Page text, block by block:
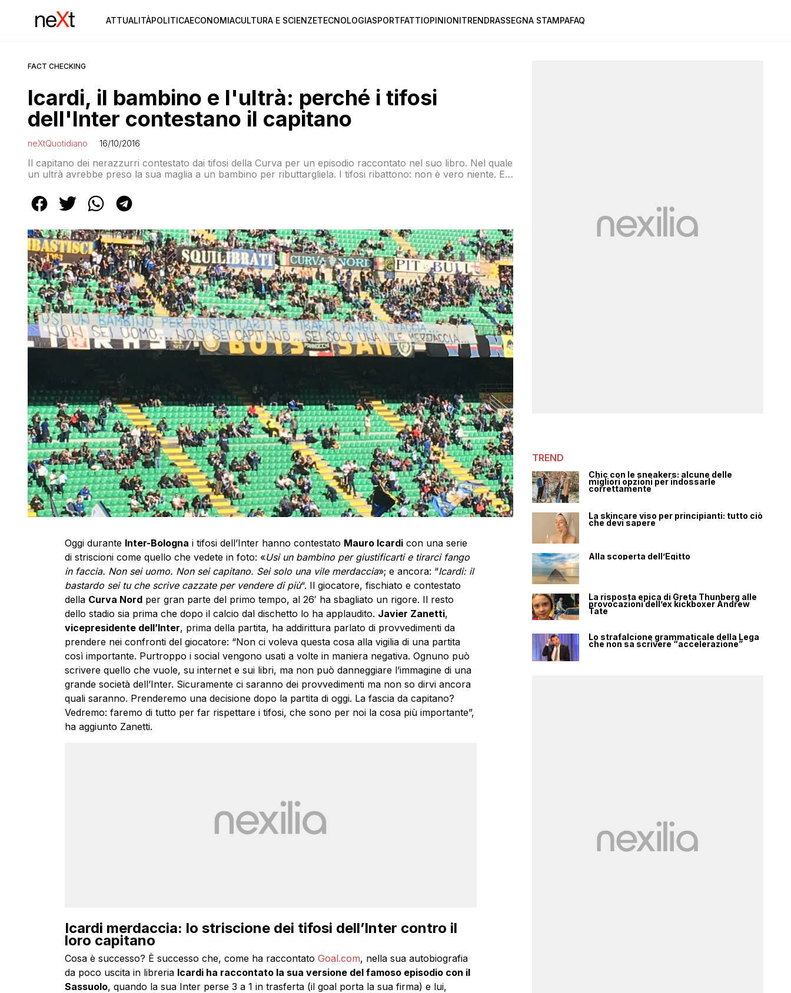
ATTUALITÀPOLITICAECONOMIACULTURA E SCIENZETECNOLOGIASPORTFATTIOPINIONITRENDRASSEGNA STAMPAFAQ
FACT CHECKING
Icardi, il bambino e l'ultrà: perché i tifosi
dell'Inter contestano il capitano
neXtQuotidiano 16/10/2016
Il capitano dei nerazzurri contestato dai tifosi della Curva per un episodio raccontato nel suo libro. Nel quale
un ultrà avrebbe preso la sua maglia a un bambino per ributtargliela. I tifosi ribattono: non è vero niente. E
Oggi durante Inter-Bologna i tifosi dell’Inter hanno contestato Mauro Icardicon una serie
di striscioni come quello che vedete in foto: «Usi un bambino per giustificarti e tirarci fango
in faccia. Non sei uomo. Non sei capitano. Sei solo una vile merdaccia»; e ancora: “Icardi: il
bastardo sei tu che scrive cazzate per vendere di più“. Il giocatore, fischiato e contestato
della Curva Nordper gran parte del primo tempo, al 26′ ha sbagliato un rigore. Il resto
dello stadio sia prima che dopo il calcio dal dischetto lo ha applaudito. Javier Zanetti,
vicepresidente dell’Inter, prima della partita, ha addirittura parlato di provvedimenti da
prendere nei confronti del giocatore: “Non ci voleva questa cosa alla vigilia di una partita
così importante. Purtroppo i social vengono usati a volte in maniera negativa. Ognuno può
scrivere quello che vuole, su internet e sui libri, ma non può danneggiare l’immagine di una
grande società dell’Inter. Sicuramente ci saranno dei provvedimenti ma non so dirvi ancora
quali saranno. Prenderemo una decisione dopo la partita di oggi. La fascia da capitano?
Vedremo: faremo di tutto per far rispettare i tifosi, che sono per noi la cosa più importante”,
ha aggiunto Zanetti.
Icardi merdaccia: lo striscione dei tifosi dell’Inter contro il
loro capitano
Cosa è successo? È successo che, come ha raccontato Goal.com, nella sua autobiografia
da poco uscita in libreria Icardi ha raccontato la sua versione del famoso episodio con il
Sassuolo, quando la sua Inter perse 3 a 1 in trasferta (il goal porta la sua firma) e lui,
TREND
Chic con le sneakers: alcune delle
migliori opzioni per indossarle
correttamente
La skincare viso per principianti: tutto ciò
che devi sapere
Alla scoperta dell’Egitto
La risposta epica di Greta Thunberg alle
provocazioni dell’ex kickboxer Andrew
Tate
Lo strafalcione grammaticale della Lega
che non sa scrivere “accelerazione”